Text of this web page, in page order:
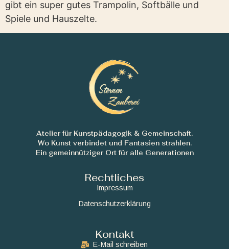
gibt ein super gutes Trampolin, Softbälle und
Spiele und Hauszelte.
Atelier für Kunstpädagogik & Gemeinschaft.
Wo Kunst verbindet und Fantasien strahlen.
Ein gemeinnütziger Ort für alle Generationen
Rechtliches
Impressum
Datenschutzerklärung
Kontakt
E-Mail schreiben